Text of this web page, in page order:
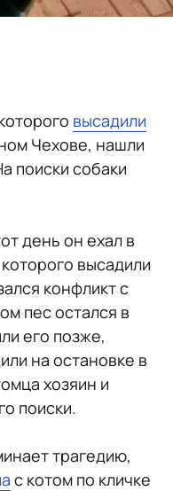
высадили
Чехове, нашли
поиски собаки
день он ехал в
высадили
конфликт с
пес остался в
его позже,
на остановке в
хозяин и
поиски.
трагедию,
с котом по кличке